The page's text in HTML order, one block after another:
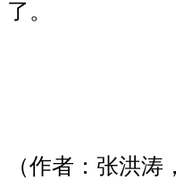
了。
（作者：张洪涛